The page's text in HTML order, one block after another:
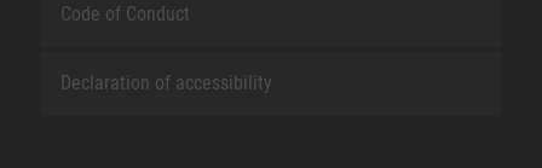
Code of Conduct
Declaration of accessibility